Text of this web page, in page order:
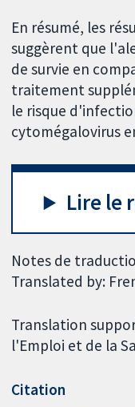
En résumé, les
suggèrent que
de survie en
traitement
le risque
cytomégalovirus
Lire le
Notes de
Translated by:
Translation
l'Emploi et de la
Citation